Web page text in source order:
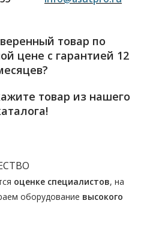
товар по
цене с гарантией 12
товар из нашего
оценке специалистов, на
оборудование высокого